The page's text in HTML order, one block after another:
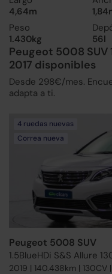
4,64m
Peso
1.430kg
56l
Peugeot 5008 SUV
2017 disponibles
Desde 298€/mes.
adapta a ti.
4 ruedas nuevas
Correa nueva
Peugeot 5008 SUV
1.5BlueHDi S&S Allure
2019 | 140.438km | 130CV